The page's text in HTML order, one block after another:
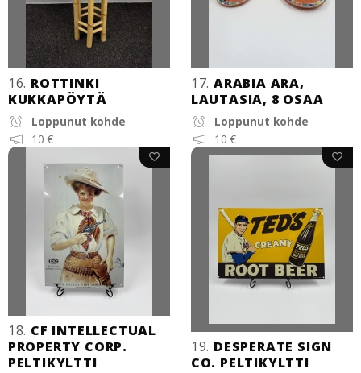
16. ROTTINKI
KUKKAPÖYTÄ
Loppunut kohde
10 €
17. ARABIA ARA,
LAUTASIA, 8 OSAA
Loppunut kohde
10 €
18. CF INTELLECTUAL
PROPERTY CORP.
PELTIKYLTTI
19. DESPERATE SIGN
CO. PELTIKYLTTI